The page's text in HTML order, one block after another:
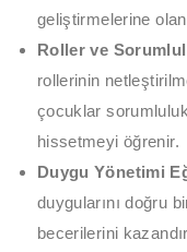
geliştirmelerine
Roller ve
rollerinin
çocuklar
hissetmeyi öğrenir.
Duygu Yönetimi
duygularını doğru
becerilerini